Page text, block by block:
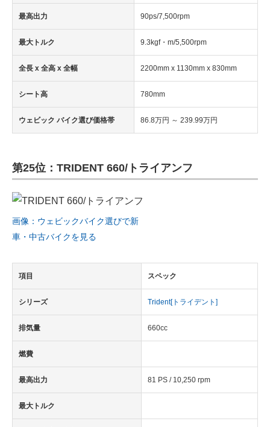
最高出力 90ps/7,500rpm
最大トルク 9.3kgf・m/5,500rpm
全長 x 全高 x 全幅 2200mm x 1130mm x 830mm
シート高 780mm
ウェビック バイク選び価格帯 86.8万円 ～ 239.99万円
第25位：TRIDENT 660/トライアンフ
画像：ウェビックバイク選びで新
車・中古バイクを見る
項目 スペック
シリーズ Trident[トライデント]
排気量 660cc
燃費
最高出力 81 PS / 10,250 rpm
最大トルク